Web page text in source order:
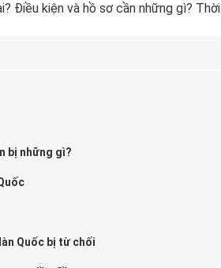
Điều kiện và hồ sơ cần những gì?
bị những gì?
Quốc bị từ chối